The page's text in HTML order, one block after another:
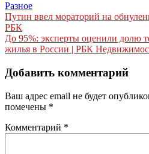
Разное
Навигация
по
записям
Путин ввел мораторий на
РБК
До 95%: эксперты оценили долю
жилья в России | РБК
Добавить комментарий
Ваш адрес email не будет
помечены *
Комментарий *